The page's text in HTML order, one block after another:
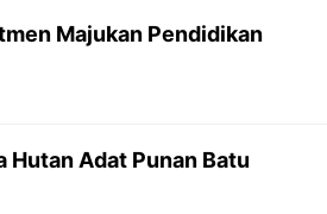
Majukan Pendidikan
Hutan Adat Punan Batu